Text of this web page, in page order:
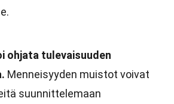
ohjata tulevaisuuden
Menneisyyden muistot voivat
suunnittelemaan